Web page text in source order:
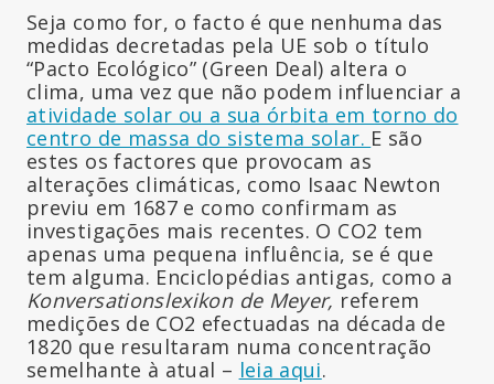
Seja como for, o facto é que nenhuma das
medidas decretadas pela UE sob o título
“Pacto Ecológico” (Green Deal) altera o
clima, uma vez que não podem influenciar a
atividade solar ou a sua órbita em torno do
centro de massa do sistema solar. E são
estes os factores que provocam as
alterações climáticas, como Isaac Newton
previu em 1687 e como confirmam as
investigações mais recentes. O CO2 tem
apenas uma pequena influência, se é que
tem alguma. Enciclopédias antigas, como a
Konversationslexikon de Meyer, referem
medições de CO2 efectuadas na década de
1820 que resultaram numa concentração
semelhante à atual – leia aqui.